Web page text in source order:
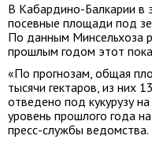
В Кабардино-Балкарии в
посевные площади под
По данным Минсельхоза
прошлым годом этот
«По прогнозам, общая
тысячи гектаров, из них
отведено под кукурузу
уровень прошлого года
пресс-службы ведомства.